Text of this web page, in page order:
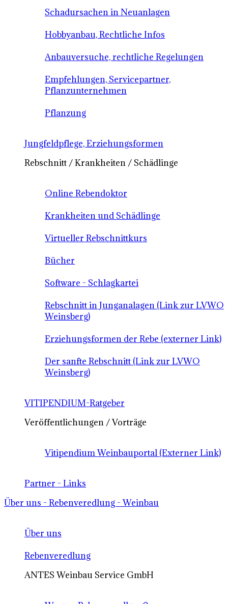
Schadursachen in Neuanlagen
Hobbyanbau, Rechtliche Infos
Anbauversuche, rechtliche Regelungen
Empfehlungen, Servicepartner,
Pflanzunternehmen
Pflanzung
Jungfeldpflege, Erziehungsformen
Rebschnitt / Krankheiten / Schädlinge
Online Rebendoktor
Krankheiten und Schädlinge
Virtueller Rebschnittkurs
Bücher
Software - Schlagkartei
Rebschnitt in Junganalagen (Link zur LVWO
Weinsberg)
Erziehungsformen der Rebe (externer Link)
Der sanfte Rebschnitt (Link zur LVWO
Weinsberg)
VITIPENDIUM-Ratgeber
Veröffentlichungen / Vorträge
Vitipendium Weinbauportal (Externer Link)
Partner - Links
Über uns - Rebenveredlung - Weinbau
Über uns
Rebenveredlung
ANTES Weinbau Service GmbH